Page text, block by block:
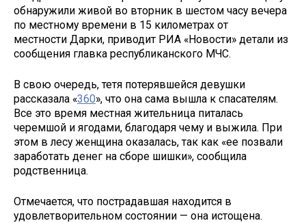
обнаружили живой во вторник в шестом часу вечера
по местному времени в 15 километрах от
местности Дарки, приводит РИА «Новости» детали из
сообщения главка республиканского МЧС.
В свою очередь, тетя потерявшейся девушки
рассказала «360», что она сама вышла к спасателям.
Все это время местная жительница питалась
черемшой и ягодами, благодаря чему и выжила. При
этом в лесу женщина оказалась, так как «ее позвали
заработать денег на сборе шишки», сообщила
родственница.
Отмечается, что пострадавшая находится в
удовлетворительном состоянии — она истощена.